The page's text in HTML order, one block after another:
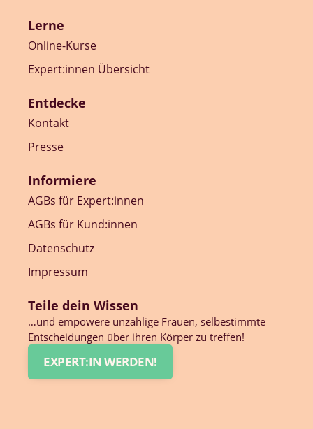
Lerne
Online-Kurse
Expert:innen Übersicht
Entdecke
Kontakt
Presse
Informiere
AGBs für Expert:innen
AGBs für Kund:innen
Datenschutz
Impressum
Teile dein Wissen
…und empowere unzählige Frauen, selbestimmte
Entscheidungen über ihren Körper zu treffen!
EXPERT:IN WERDEN!